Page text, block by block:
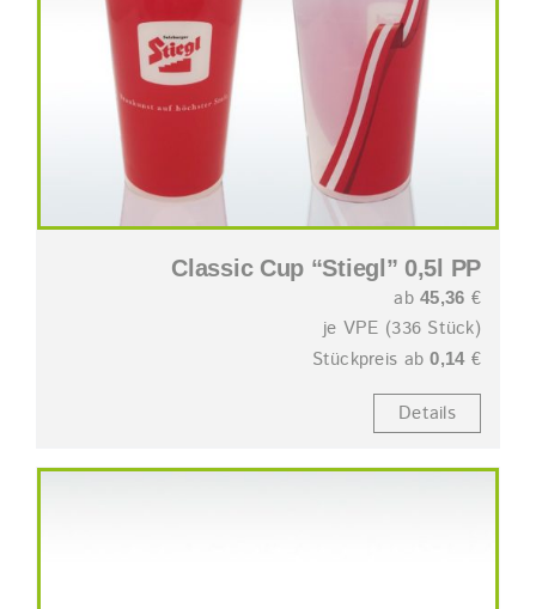
Classic Cup “Stiegl” 0,5l PP
ab45,36 €
je VPE (336 Stück)
Stückpreis ab0,14€
Details